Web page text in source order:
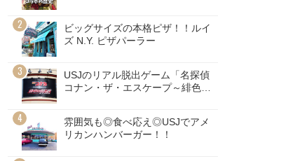
ビッグサイズの本格ピザ！！ルイ
ズ N.Y. ピザパーラー
USJのリアル脱出ゲーム「名探偵
コナン・ザ・エスケープ～緋色の
雰囲気も◎食べ応え◎USJでアメ
リカンハンバーガー！！